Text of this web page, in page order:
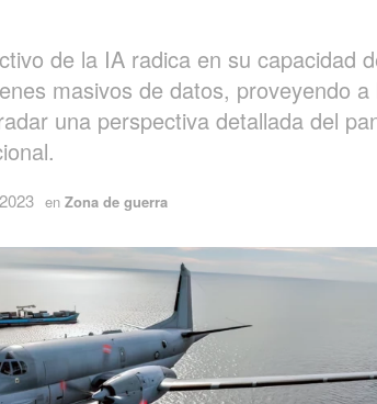
de la IA radica en su capacidad
masivos de datos, proveyendo a
una perspectiva detallada del
en Zona de guerra